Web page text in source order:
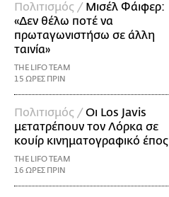
Πολιτισμός / Μισέλ Φάιφερ:
«Δεν θέλω ποτέ να
πρωταγωνιστήσω σε άλλη
ταινία»
THE LIFO TEAM
15 ΩΡΕΣ ΠΡΙΝ
Πολιτισμός / Οι Los Javis
μετατρέπουν τον Λόρκα σε
κουίρ κινηματογραφικό έπος
THE LIFO TEAM
16 ΩΡΕΣ ΠΡΙΝ